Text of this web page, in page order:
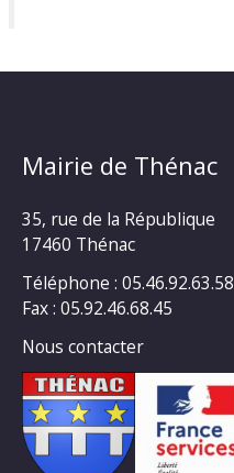
Mairie de Thénac
35, rue de la République
17460 Thénac
Téléphone : 05.46.92.63.58
Fax : 05.92.46.68.45
Nous contacter